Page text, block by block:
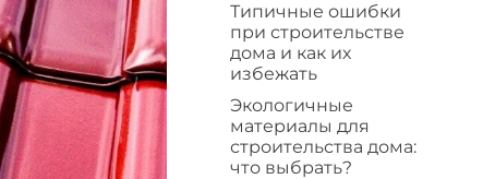
Типичные ошибки
при строительстве
дома и как их
избежать
Экологичные
материалы для
строительства дома:
что выбрать?